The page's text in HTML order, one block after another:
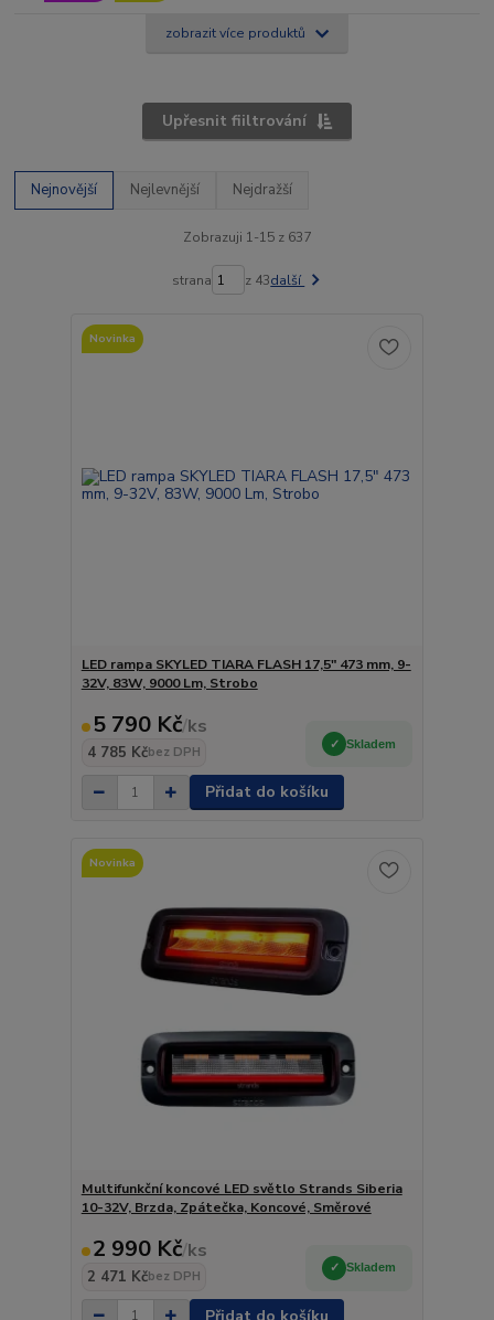
zobrazit více produktů
Upřesnit fiiltrování
Nejnovější Nejlevnější Nejdražší
Zobrazuji 1-15 z 637
strana z 43další
Novinka
LED rampa SKYLED TIARA FLASH 17,5" 473 mm, 9-
32V, 83W, 9000 Lm, Strobo
5 790 Kč/ks
4 785 Kčbez DPH
Skladem
Přidat do košíku
Novinka
Multifunkční koncové LED světlo Strands Siberia
10-32V, Brzda, Zpátečka, Koncové, Směrové
2 990 Kč/ks
2 471 Kčbez DPH
Skladem
Přidat do košíku